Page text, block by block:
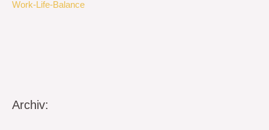
Work-Life-Balance
Archiv: